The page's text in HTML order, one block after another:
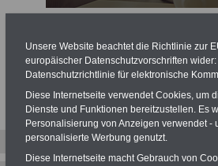
Tariflexikon
Unsere Website beachtet die Richtlinie zur
europäischer Datenschutzvorschriften
Datenschutzrichtlinie für elektronische
Diese Internetseite verwendet Cookies, um
Dienste und Funktionen bereitzustellen. Es
Personalisierung von Anzeigen verwendet
personalisierte Werbung genutzt.
Diese Internetseite macht Gebrauch von